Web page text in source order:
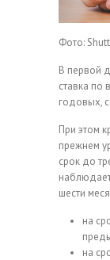
Фото:
В первой
ставка по
годовых,
При этом
прежнем
срок до
шести
на
на